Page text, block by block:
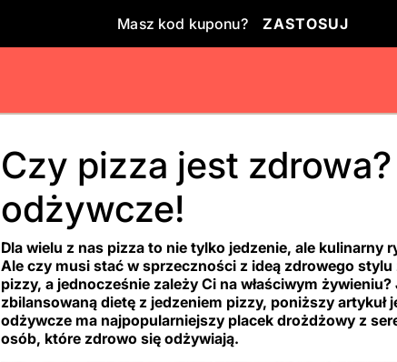
Masz kod kuponu? ZASTOSUJ
Czy pizza jest
odżywcze!
Dla wielu z nas pizza to nie tylko jedzenie, ale kulinarny
Ale czy musi stać w sprzeczności z ideą zdrowego
pizzy, a jednocześnie zależy Ci na właściwym
zbilansowaną dietę z jedzeniem pizzy, poniższy
odżywcze ma najpopularniejszy placek drożdżowy z
osób, które zdrowo się odżywiają.